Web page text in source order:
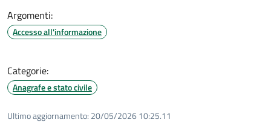
Argomenti:
Accesso all'informazione
Categorie:
Anagrafe e stato civile
Ultimo aggiornamento: 20/05/2026 10:25.11